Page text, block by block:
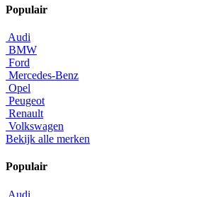
Populair
Audi
BMW
Ford
Mercedes-Benz
Opel
Peugeot
Renault
Volkswagen
Bekijk alle merken
Populair
Audi